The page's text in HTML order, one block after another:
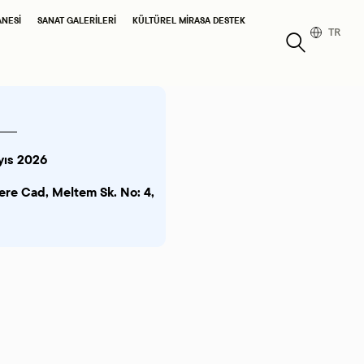
SANAT GALERILERI KÜLTÜREL MIRASA DESTEK
TR
2026
Cad, Meltem Sk. No: 4,